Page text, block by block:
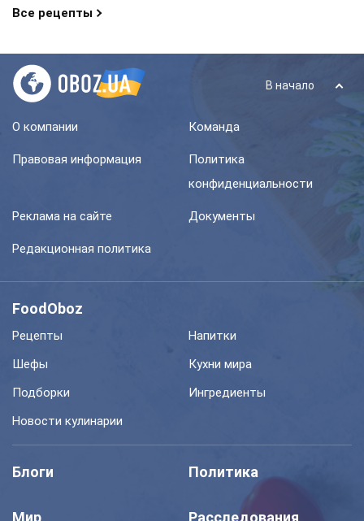
Все рецепты
В начало
О компании Команда
Правовая информация
Политика
конфиденциальности
Реклама на сайте Документы
Редакционная политика
FoodOboz
Рецепты
Напитки
Шефы
Кухни мира
Подборки
Ингредиенты
Новости кулинарии
Блоги Политика
Мир Расследования